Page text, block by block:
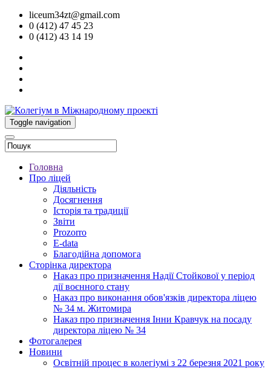
liceum34zt@gmail.com
0 (412) 47 45 23
0 (412) 43 14 19
Toggle navigation
Головна
Про ліцей
Діяльність
Досягнення
Історія та традиції
Звіти
Prozorro
E-data
Благодійна допомога
Сторінка директора
Наказ про призначення Надії Стойкової у період
дії воєнного стану
Наказ про виконання обов'язків директора ліцею
№ 34 м. Житомира
Наказ про призначення Інни Кравчук на посаду
директора ліцею № 34
Фотогалерея
Новини
Освітній процес в колегіумі з 22 березня 2021 року